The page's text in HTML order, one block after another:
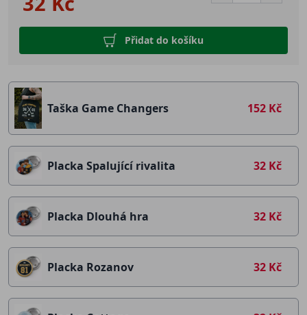
Přidat do košíku
Taška Game Changers 152 Kč
Placka Spalující rivalita 32 Kč
Placka Dlouhá hra 32 Kč
Placka Rozanov 32 Kč